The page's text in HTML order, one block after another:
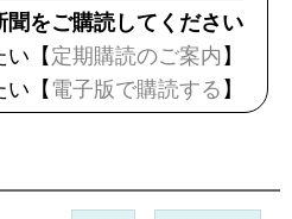
をご購読してください
い【 定期購読のご案内 】
い【 電子版で購読する 】